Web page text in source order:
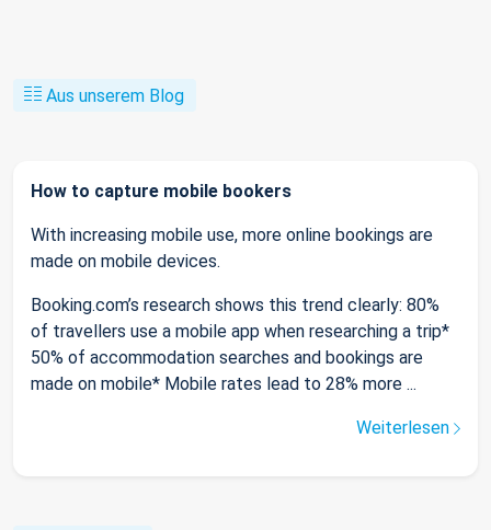
Aus unserem Blog
How to capture mobile bookers
With increasing mobile use, more online bookings are
made on mobile devices.
Booking.com’s research shows this trend clearly: 80%
of travellers use a mobile app when researching a trip*
50% of accommodation searches and bookings are
made on mobile* Mobile rates lead to 28% more ...
Weiterlesen